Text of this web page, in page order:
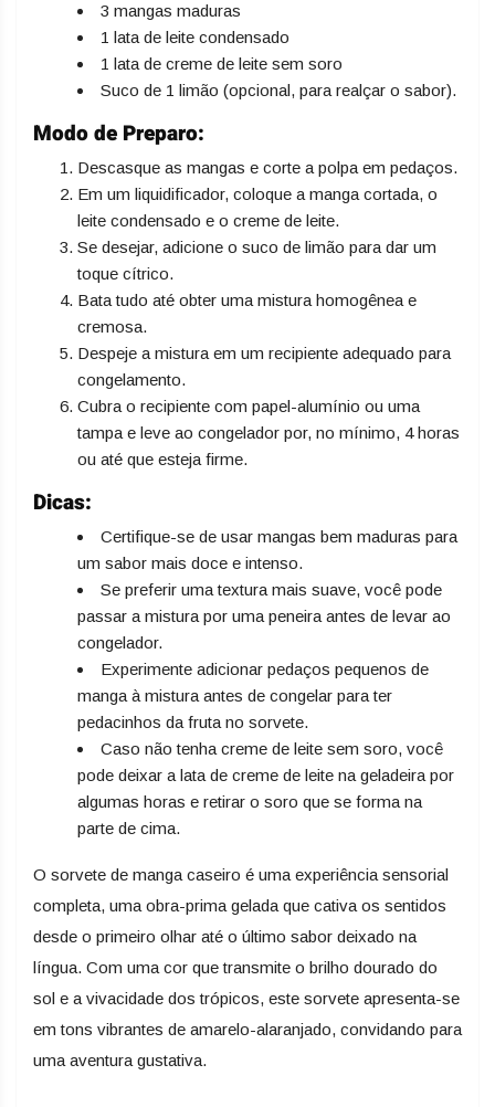
3 mangas maduras
1 lata de leite condensado
1 lata de creme de leite sem soro
Suco de 1 limão (opcional, para realçar o sabor).
Modo de Preparo:
Descasque as mangas e corte a polpa em pedaços.
Em um liquidificador, coloque a manga cortada, o
leite condensado e o creme de leite.
Se desejar, adicione o suco de limão para dar um
toque cítrico.
Bata tudo até obter uma mistura homogênea e
cremosa.
Despeje a mistura em um recipiente adequado para
congelamento.
Cubra o recipiente com papel-alumínio ou uma
tampa e leve ao congelador por, no mínimo, 4 horas
ou até que esteja firme.
Dicas:
Certifique-se de usar mangas bem maduras para
um sabor mais doce e intenso.
Se preferir uma textura mais suave, você pode
passar a mistura por uma peneira antes de levar ao
congelador.
Experimente adicionar pedaços pequenos de
manga à mistura antes de congelar para ter
pedacinhos da fruta no sorvete.
Caso não tenha creme de leite sem soro, você
pode deixar a lata de creme de leite na geladeira por
algumas horas e retirar o soro que se forma na
parte de cima.
O sorvete de manga caseiro é uma experiência sensorial
completa, uma obra-prima gelada que cativa os sentidos
desde o primeiro olhar até o último sabor deixado na
língua. Com uma cor que transmite o brilho dourado do
sol e a vivacidade dos trópicos, este sorvete apresenta-se
em tons vibrantes de amarelo-alaranjado, convidando para
uma aventura gustativa.